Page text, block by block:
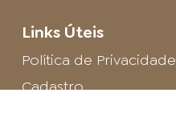
Links Úteis
Política de Privacidade
Cadastro